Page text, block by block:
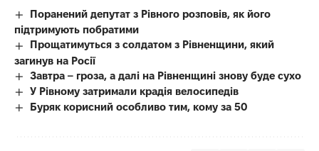
Поранений депутат з Рівного розповів, як його
підтримують побратими
Прощатимуться з солдатом з Рівненщини, який
загинув на Росії
Завтра – гроза, а далі на Рівненщині знову буде сухо
У Рівному затримали крадія велосипедів
Буряк корисний особливо тим, кому за 50